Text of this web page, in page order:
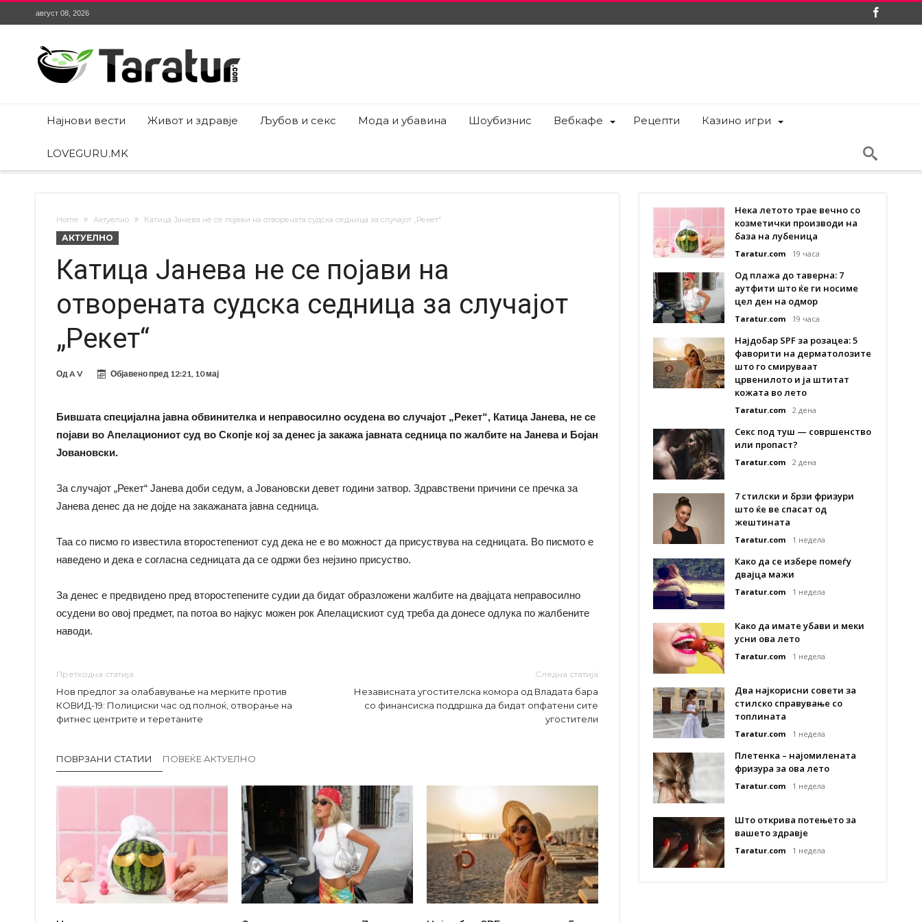
август 08, 2026
Најнови вести Живот и здравје Љубов и секс Мода и убавина Шоубизнис Вебкафе Рецепти Казино игри
LOVEGURU.MK
Home Актуелно Катица Јанева не се појави на отворената судска седница за случајот „Рекет“
АКТУЕЛНО
Катица Јанева не се појави на
отворената судска седница за случајот
„Рекет“
ОдA V Објавено пред 12:21, 10 мај
Бившата специјална јавна обвинителка и неправосилно осудена во случајот „Рекет“, Катица Јанева, не се
појави во Апелациониот суд во Скопје кој за денес ја закажа јавната седница по жалбите на Јанева и Бојан
Јовановски.
За случајот „Рекет“ Јанева доби седум, а Јовановски девет години затвор. Здравствени причини се пречка за
Јанева денес да не дојде на закажаната јавна седница.
Таа со писмо го известила второстепениот суд дека не е во можност да присуствува на седницата. Во писмото е
наведено и дека е согласна седницата да се одржи без нејзино присуство.
За денес е предвидено пред второстепените судии да бидат образложени жалбите на двајцата неправосилно
осудени во овој предмет, па потоа во најкус можен рок Апелацискиот суд треба да донесе одлука по жалбените
наводи.
Претходна статија
Нов предлог за олабавување на мерките против
КОВИД-19: Полициски час од полноќ, отворање на
фитнес центрите и теретаните
Следна статија
Независната угостителска комора од Владата бара
со финансиска поддршка да бидат опфатени сите
угостители
ПОВРЗАНИ СТАТИИ ПОВЕЌЕ АКТУЕЛНО
Нека летото трае вечно со
козметички производи на
база на лубеница
Taratur.com 19 часа
Од плажа до таверна: 7
аутфити што ќе ги носиме
цел ден на одмор
Taratur.com 19 часа
Најдобар SPF за розацеа: 5
фаворити на дерматолозите
што го смируваат
црвенилото и ја штитат
кожата во лето
Taratur.com 2 дена
Секс под туш — совршенство
или пропаст?
Taratur.com 2 дена
7 стилски и брзи фризури
што ќе ве спасат од
жештината
Taratur.com 1 недела
Како да се избере помеѓу
двајца мажи
Taratur.com 1 недела
Како да имате убави и меки
усни ова лето
Taratur.com 1 недела
Два најкорисни совети за
стилско справување со
топлината
Taratur.com 1 недела
Плетенка – најомилената
фризура за ова лето
Taratur.com 1 недела
Што открива потењето за
вашето здравје
Taratur.com 1 недела